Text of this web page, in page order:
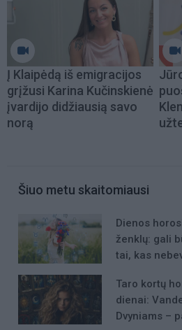
Į Klaipėdą iš emigracijos
grįžusi Karina Kučinskienė
įvardijo didžiausią savo
norą
Šiuo metu skaitomiausi
Dienos
ženklų: gali
tai, kas
Taro kortų
dienai:
Dvyniams –